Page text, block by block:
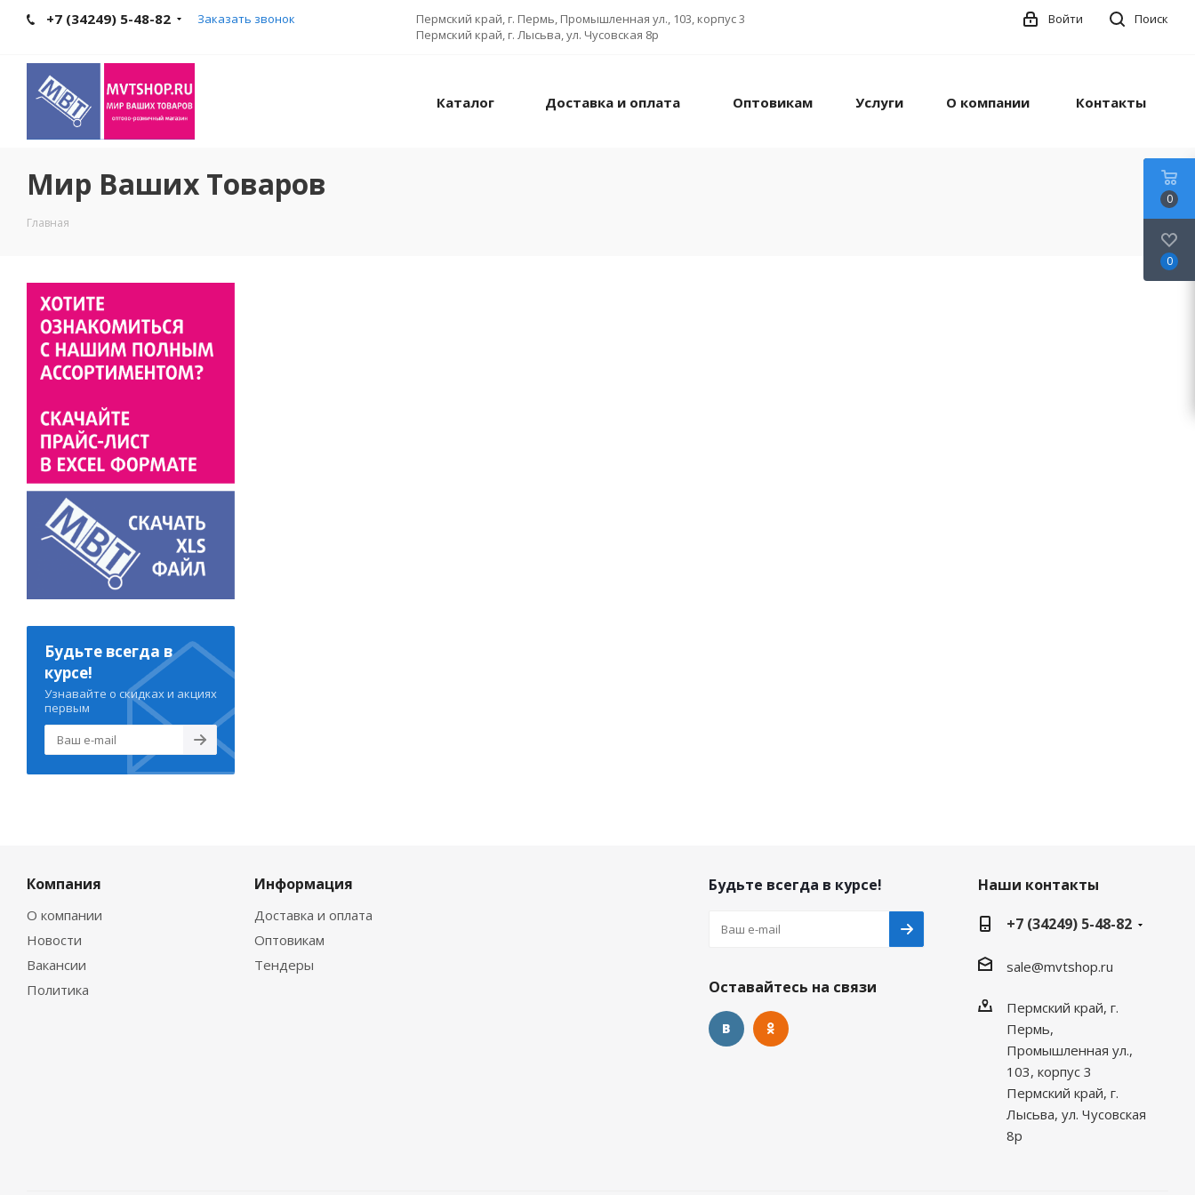
+7 (34249) 5-48-82 Заказать звонок
Пермский край, г. Пермь, Промышленная ул., 103, корпус 3
Пермский край, г. Лысьва, ул. Чусовская 8р
Поиск
Войти
Каталог Доставка и оплата Оптовикам Услуги О компании Контакты
Мир Ваших Товаров
Главная
Будьте всегда в
курсе!
Узнавайте о скидках и акциях
первым
Компания
О компании
Новости
Вакансии
Политика
Информация
Доставка и оплата
Оптовикам
Тендеры
Будьте всегда в курсе!
Оставайтесь на связи
Наши контакты
+7 (34249) 5-48-82
sale@mvtshop.ru
Пермский край, г.
Пермь,
Промышленная ул.,
103, корпус 3
Пермский край, г.
Лысьва, ул. Чусовская
8р
0
0